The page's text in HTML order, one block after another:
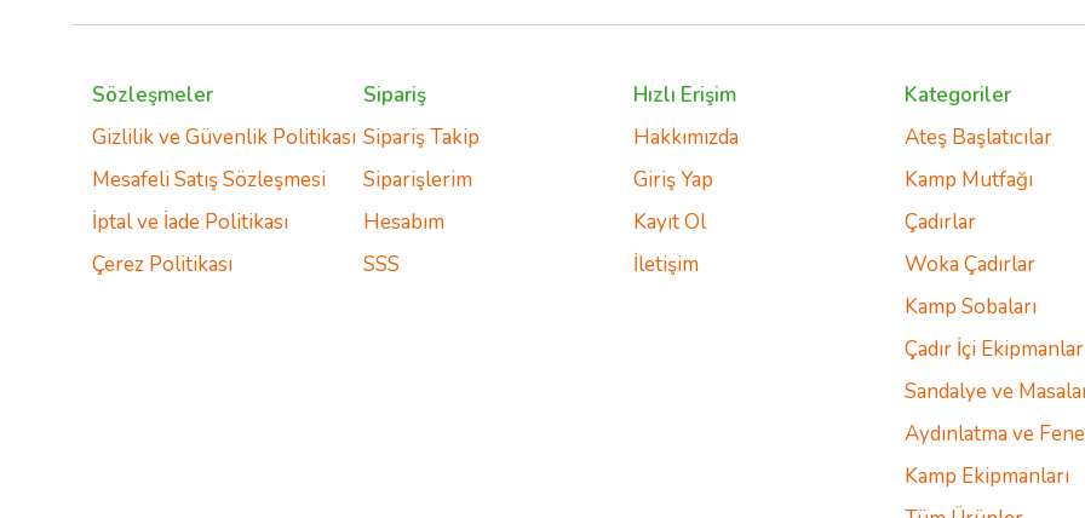
Sözleşmeler
Gizlilik ve Güvenlik Politikası
Mesafeli Satış Sözleşmesi
İptal ve İade Politikası
Çerez Politikası
Sipariş
Sipariş Takip
Siparişlerim
Hesabım
SSS
Hızlı Erişim
Hakkımızda
Giriş Yap
Kayıt Ol
İletişim
Kategoriler
Ateş Başlatıcılar
Kamp Mutfağı
Çadırlar
Woka Çadırlar
Kamp Sobaları
Çadır İçi Ekipmanlar
Sandalye ve
Aydınlatma ve
Kamp Ekipmanları